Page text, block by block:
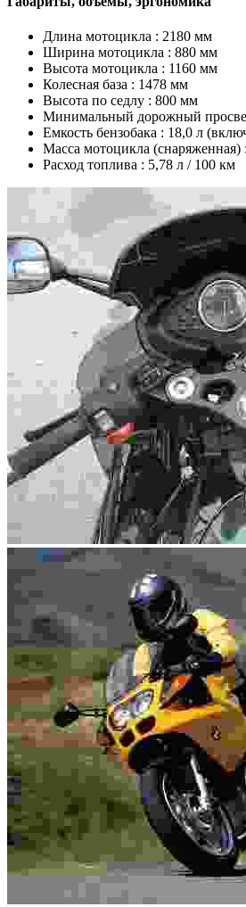
Длина мотоцикла : 2180 мм
Ширина мотоцикла : 880 мм
Высота мотоцикла : 1160 мм
Колесная база : 1478 мм
Высота по седлу : 800 мм
Минимальный дорожный
Емкость бензобака : 18,0 л
Масса мотоцикла (снаряженная) :
Расход топлива : 5,78 л / 100 км